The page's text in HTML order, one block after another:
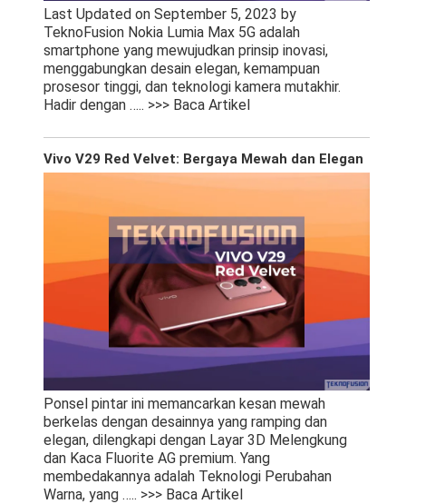
Last Updated on September 5, 2023 by
TeknoFusion Nokia Lumia Max 5G adalah
smartphone yang mewujudkan prinsip inovasi,
menggabungkan desain elegan, kemampuan
prosesor tinggi, dan teknologi kamera mutakhir.
Hadir dengan ….. >>> Baca Artikel
Vivo V29 Red Velvet: Bergaya Mewah dan Elegan
Ponsel pintar ini memancarkan kesan mewah
berkelas dengan desainnya yang ramping dan
elegan, dilengkapi dengan Layar 3D Melengkung
dan Kaca Fluorite AG premium. Yang
membedakannya adalah Teknologi Perubahan
Warna, yang ….. >>> Baca Artikel